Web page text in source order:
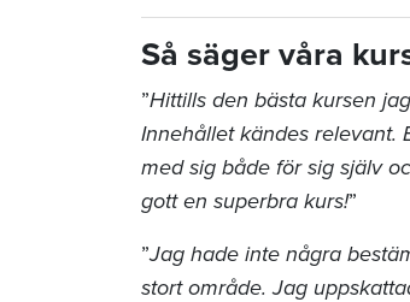
Så säger våra
”Hittills den bästa kursen
Innehållet kändes relevant.
med sig både för sig själv
gott en superbra kurs!”
”Jag hade inte några
stort område. Jag